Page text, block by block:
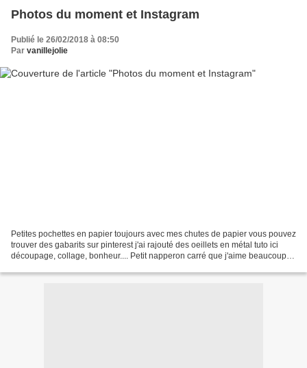
Photos du moment et Instagram
Publié le 26/02/2018 à 08:50
Par vanillejolie
Petites pochettes en papier toujours avec mes chutes de papier vous pouvez
trouver des gabarits sur pinterest j'ai rajouté des oeillets en métal tuto ici
découpage, collage, bonheur.... Petit napperon carré que j'aime beaucoup